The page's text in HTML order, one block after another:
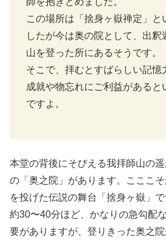
この場所は「捨身ヶ嶽禅定」と
したが今は奥の院として、出釈
山を登った所にあるそうです。
そこで、拝むとすばらしい記憶
成就や物忘れにご利益があると
ですよ。
本堂の背後にそびえる我拝師山の
の「奥之院」があります。こここ
を投げた伝説の舞台「捨身ヶ嶽」
約30〜40分ほど、かなりの急勾配
要がありますが、登りきった奥之